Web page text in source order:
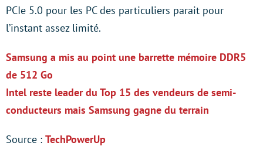
PCIe 5.0 pour les PC des particuliers parait pour
l’instant assez limité.
Samsung a mis au point une barrette mémoire DDR5
de 512 Go
Intel reste leader du Top 15 des vendeurs de semi-
conducteurs mais Samsung gagne du terrain
Source : TechPowerUp